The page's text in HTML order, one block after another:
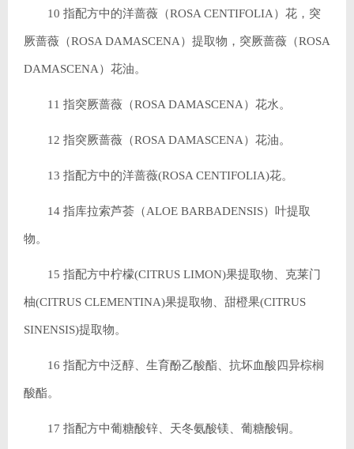
10 指配方中的洋蔷薇（ROSA CENTIFOLIA）花，突
厥蔷薇（ROSA DAMASCENA）提取物，突厥蔷薇（ROSA
DAMASCENA）花油。
11 指突厥蔷薇（ROSA DAMASCENA）花水。
12 指突厥蔷薇（ROSA DAMASCENA）花油。
13 指配方中的洋蔷薇(ROSA CENTIFOLIA)花。
14 指库拉索芦荟（ALOE BARBADENSIS）叶提取
物。
15 指配方中柠檬(CITRUS LIMON)果提取物、克莱门
柚(CITRUS CLEMENTINA)果提取物、甜橙果(CITRUS
SINENSIS)提取物。
16 指配方中泛醇、生育酚乙酸酯、抗坏血酸四异棕榈
酸酯。
17 指配方中葡糖酸锌、天冬氨酸镁、葡糖酸铜。